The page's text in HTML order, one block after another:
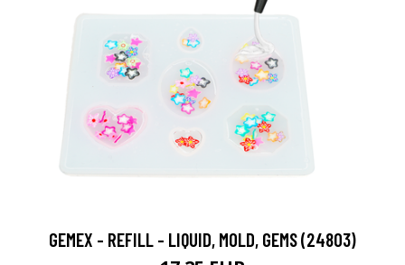
GEMEX - REFILL - LIQUID, MOLD, GEMS (24803)